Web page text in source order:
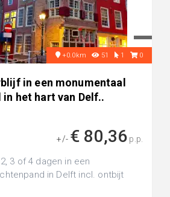
+0.0km 51 1 0
in een monumentaal
het hart van Delf..
+/- € 80,36 p.p.
3 of 4 dagen in een
in Delft incl. ontbijt